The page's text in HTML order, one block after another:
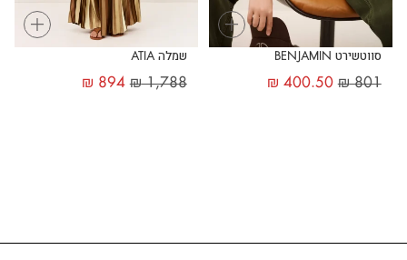
+
סווטשירט BENJAMIN
₪801
₪ 400.50
+
שמלה ATIA
₪1,788
₪ 894